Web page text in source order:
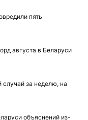
пять
августа в Беларуси
за неделю, на
объяснений из-